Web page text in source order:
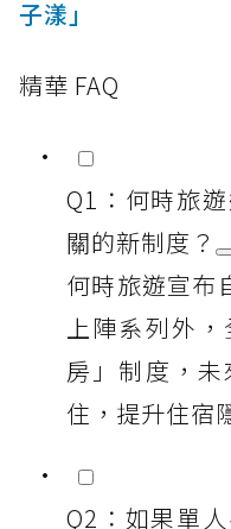
子漾」
精華 FAQ
Q1：何時旅
關的新制度？
何時旅遊宣布
上陣系列外
房」制度，
住，提升住宿
Q2：如果單